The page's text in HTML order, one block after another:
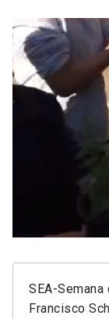
SEA-
Francisco